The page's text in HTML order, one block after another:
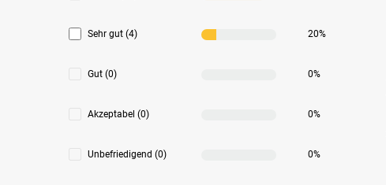
Sehr gut (4) 20%
Gut (0) 0%
Akzeptabel (0) 0%
Unbefriedigend (0) 0%